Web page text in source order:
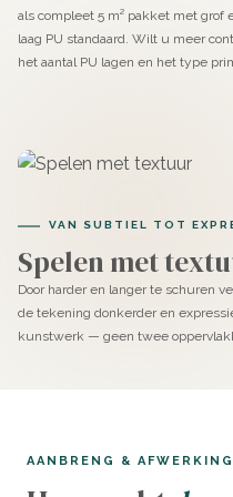
aan en de tweede dag
afwerken. Eenvoudiger
goed aangebracht, jouw
temperatuurverschillen,
optreden in het
Eenvoudig schoon te
stofzuiger en/of vochtige
als compleet 5 m² pakket met grof
laag PU standaard. Wilt u meer
het aantal PU lagen en het type
VAN SUBTIEL TOT
Spelen met
Door harder en langer te schuren
de tekening donkerder en
kunstwerk — geen twee
AANBRENG & AFWERKING